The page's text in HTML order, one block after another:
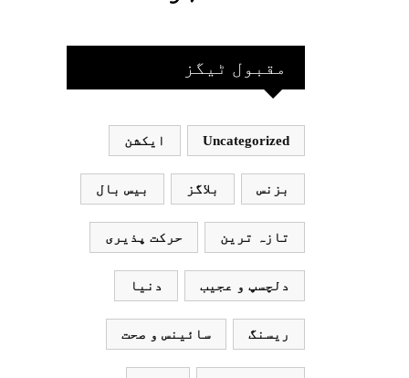
ہے؟جانیے
بھارت
کھیلے
اور
بھارتی
ٹیم
پاکستان
نہ آئے،
مقبول ٹیگز
Uncategorized ایکشن
بزنس بلاگز بیس بال
تازہ ترین حرکت پذیری
دلچسپ و عجیب دنیا
ریسنگ سائینس و صحت